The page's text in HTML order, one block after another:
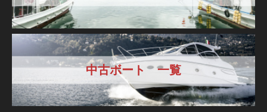
中古ボート 一覧